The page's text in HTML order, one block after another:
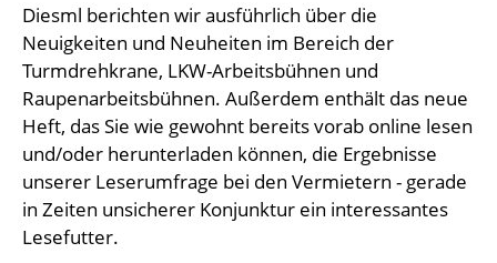
Diesml berichten wir ausführlich über die
Neuigkeiten und Neuheiten im Bereich der
Turmdrehkrane, LKW-Arbeitsbühnen und
Raupenarbeitsbühnen. Außerdem enthält das neue
Heft, das Sie wie gewohnt bereits vorab online lesen
und/oder herunterladen können, die Ergebnisse
unserer Leserumfrage bei den Vermietern - gerade
in Zeiten unsicherer Konjunktur ein interessantes
Lesefutter.